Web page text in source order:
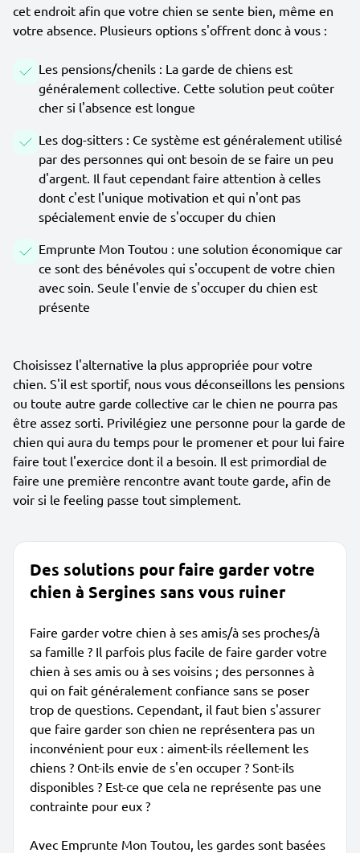
cet endroit afin que votre chien se sente bien, même en
votre absence. Plusieurs options s'offrent donc à vous :
Les pensions/chenils : La garde de chiens est
généralement collective. Cette solution peut coûter
cher si l'absence est longue
Les dog-sitters : Ce système est généralement utilisé
par des personnes qui ont besoin de se faire un peu
d'argent. Il faut cependant faire attention à celles
dont c'est l'unique motivation et qui n'ont pas
spécialement envie de s'occuper du chien
Emprunte Mon Toutou : une solution économique car
ce sont des bénévoles qui s'occupent de votre chien
avec soin. Seule l'envie de s'occuper du chien est
présente
Choisissez l'alternative la plus appropriée pour votre
chien. S'il est sportif, nous vous déconseillons les pensions
ou toute autre garde collective car le chien ne pourra pas
être assez sorti. Privilégiez une personne pour la garde de
chien qui aura du temps pour le promener et pour lui faire
faire tout l'exercice dont il a besoin. Il est primordial de
faire une première rencontre avant toute garde, afin de
voir si le feeling passe tout simplement.
Des solutions pour faire garder votre
chien à Sergines sans vous ruiner
Faire garder votre chien à ses amis/à ses proches/à
sa famille ? Il parfois plus facile de faire garder votre
chien à ses amis ou à ses voisins ; des personnes à
qui on fait généralement confiance sans se poser
trop de questions. Cependant, il faut bien s'assurer
que faire garder son chien ne représentera pas un
inconvénient pour eux : aiment-ils réellement les
chiens ? Ont-ils envie de s'en occuper ? Sont-ils
disponibles ? Est-ce que cela ne représente pas une
contrainte pour eux ?
Avec Emprunte Mon Toutou, les gardes sont basées